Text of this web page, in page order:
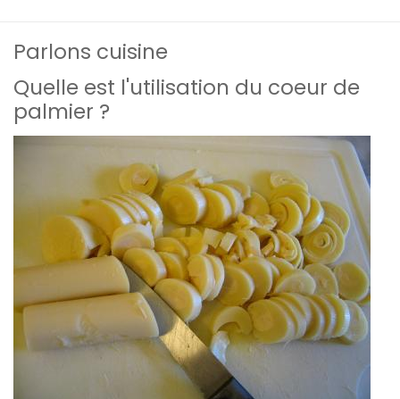
Parlons cuisine
Quelle est l'utilisation du coeur de
palmier ?